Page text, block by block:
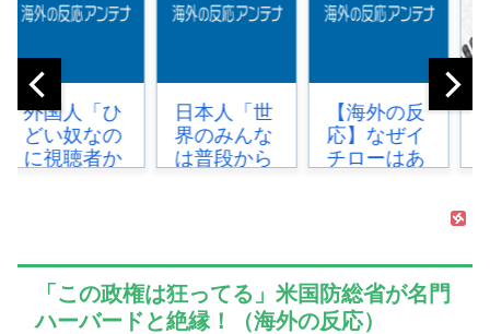
日本人「世
界のみんな
は普段から
【海外の反
応】なぜイ
チローはあ
で通算打
率...
韓国人「イ
ジョンフ本
日の全米が
サヨナラエ
ラ...
「この政権は狂ってる」米国防総省が名門
ハーバードと絶縁！（海外の反応）